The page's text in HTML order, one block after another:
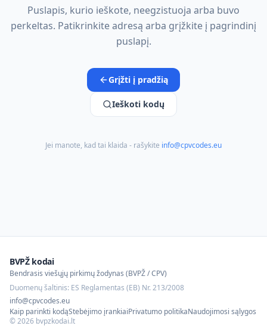
Puslapis, kurio ieškote, neegzistuoja arba buvo
perkeltas. Patikrinkite adresą arba grįžkite į pagrindinį
puslapį.
Grįžti į pradžią
Ieškoti kodų
Jei manote, kad tai klaida - rašykite info@cpvcodes.eu
BVPŽ kodai
Bendrasis viešųjų pirkimų žodynas (BVPŽ / CPV)
Duomenų šaltinis: ES Reglamentas (EB) Nr. 213/2008
info@cpvcodes.eu
Kaip parinkti kodąStebėjimo įrankiaiPrivatumo politikaNaudojimosi sąlygos
©2026 bvpzkodai.lt